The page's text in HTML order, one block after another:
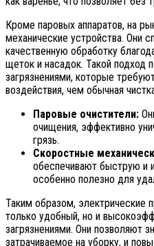
Кроме паровых аппаратов, на
механические устройства. Они
качественную обработку
щеток и насадок. Такой подход
загрязнениями, которые
воздействия, чем обычная
Паровые очистители:
очищения, эффективно
грязь.
Скоростные
обеспечивают быструю и
особенно полезно для
Таким образом, электрические
только удобный, но и
загрязнениями. Они позволяют
затрачиваемое на уборку, и